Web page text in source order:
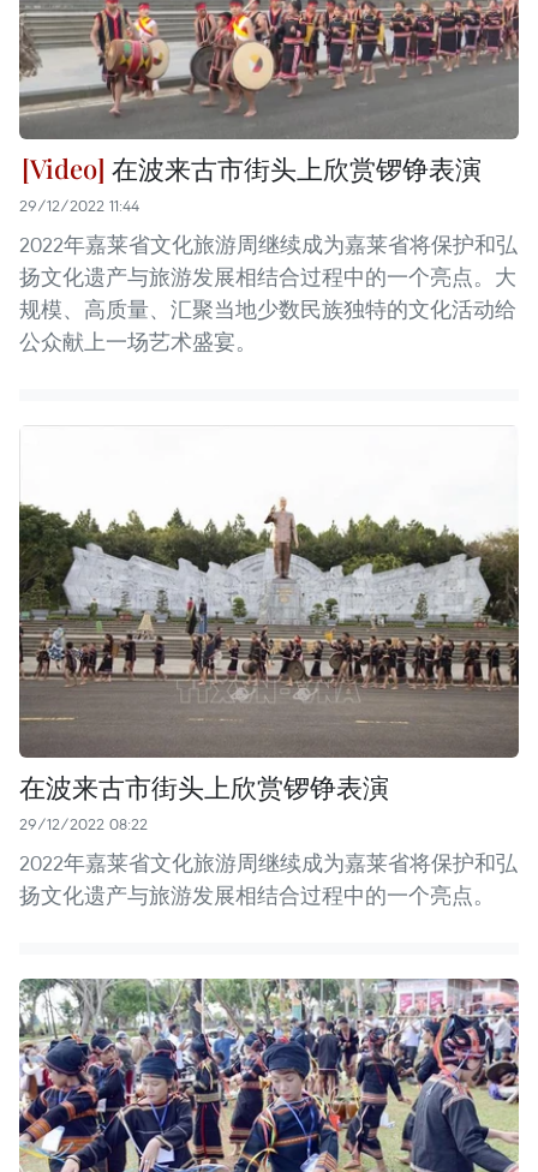
在波来古市街头上欣赏锣铮表演
29/12/2022 11:44
2022年嘉莱省文化旅游周继续成为嘉莱省将保护和弘
扬文化遗产与旅游发展相结合过程中的一个亮点。大
规模、高质量、汇聚当地少数民族独特的文化活动给
公众献上一场艺术盛宴。
在波来古市街头上欣赏锣铮表演
29/12/2022 08:22
2022年嘉莱省文化旅游周继续成为嘉莱省将保护和弘
扬文化遗产与旅游发展相结合过程中的一个亮点。